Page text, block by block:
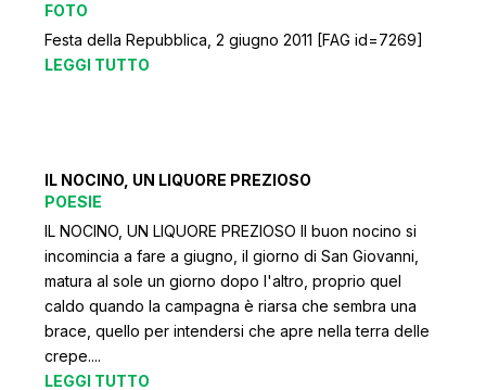
FOTO
Festa della Repubblica, 2 giugno 2011 [FAG id=7269]
LEGGI TUTTO
IL NOCINO, UN LIQUORE PREZIOSO
POESIE
IL NOCINO, UN LIQUORE PREZIOSO Il buon nocino si
incomincia a fare a giugno, il giorno di San Giovanni,
matura al sole un giorno dopo l'altro, proprio quel
caldo quando la campagna è riarsa che sembra una
brace, quello per intendersi che apre nella terra delle
crepe....
LEGGI TUTTO